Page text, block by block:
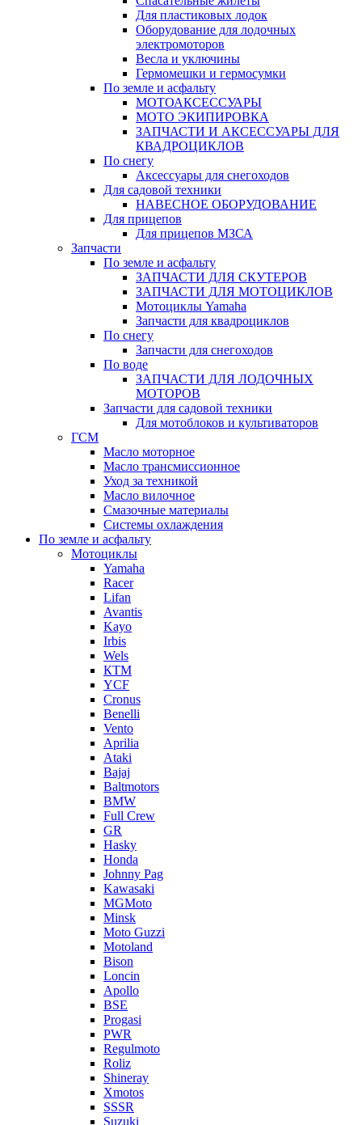
Для пластиковых лодок
Оборудование для лодочных
электромоторов
Весла и уключины
Гермомешки и гермосумки
По земле и асфальту
МОТОАКСЕССУАРЫ
МОТО ЭКИПИРОВКА
ЗАПЧАСТИ И АКСЕССУАРЫ ДЛЯ
КВАДРОЦИКЛОВ
По снегу
Аксессуары для снегоходов
Для садовой техники
НАВЕСНОЕ ОБОРУДОВАНИЕ
Для прицепов
Для прицепов МЗСА
Запчасти
По земле и асфальту
ЗАПЧАСТИ ДЛЯ СКУТЕРОВ
ЗАПЧАСТИ ДЛЯ МОТОЦИКЛОВ
Мотоциклы Yamaha
Запчасти для квадроциклов
По снегу
Запчасти для снегоходов
По воде
ЗАПЧАСТИ ДЛЯ ЛОДОЧНЫХ
МОТОРОВ
Запчасти для садовой техники
Для мотоблоков и культиваторов
ГСМ
Масло моторное
Масло трансмиссионное
Уход за техникой
Масло вилочное
Смазочные материалы
Системы охлаждения
По земле и асфальту
Мотоциклы
Yamaha
Racer
Lifan
Avantis
Kayo
Irbis
Wels
КТМ
YCF
Cronus
Benelli
Vento
Aprilia
Ataki
Bajaj
Baltmotors
BMW
Full Crew
GR
Hasky
Honda
Johnny Pag
Kawasaki
MGMoto
Minsk
Moto Guzzi
Motoland
Bison
Loncin
Apollo
BSE
Progasi
PWR
Regulmoto
Roliz
Shineray
Xmotos
SSSR
Suzuki